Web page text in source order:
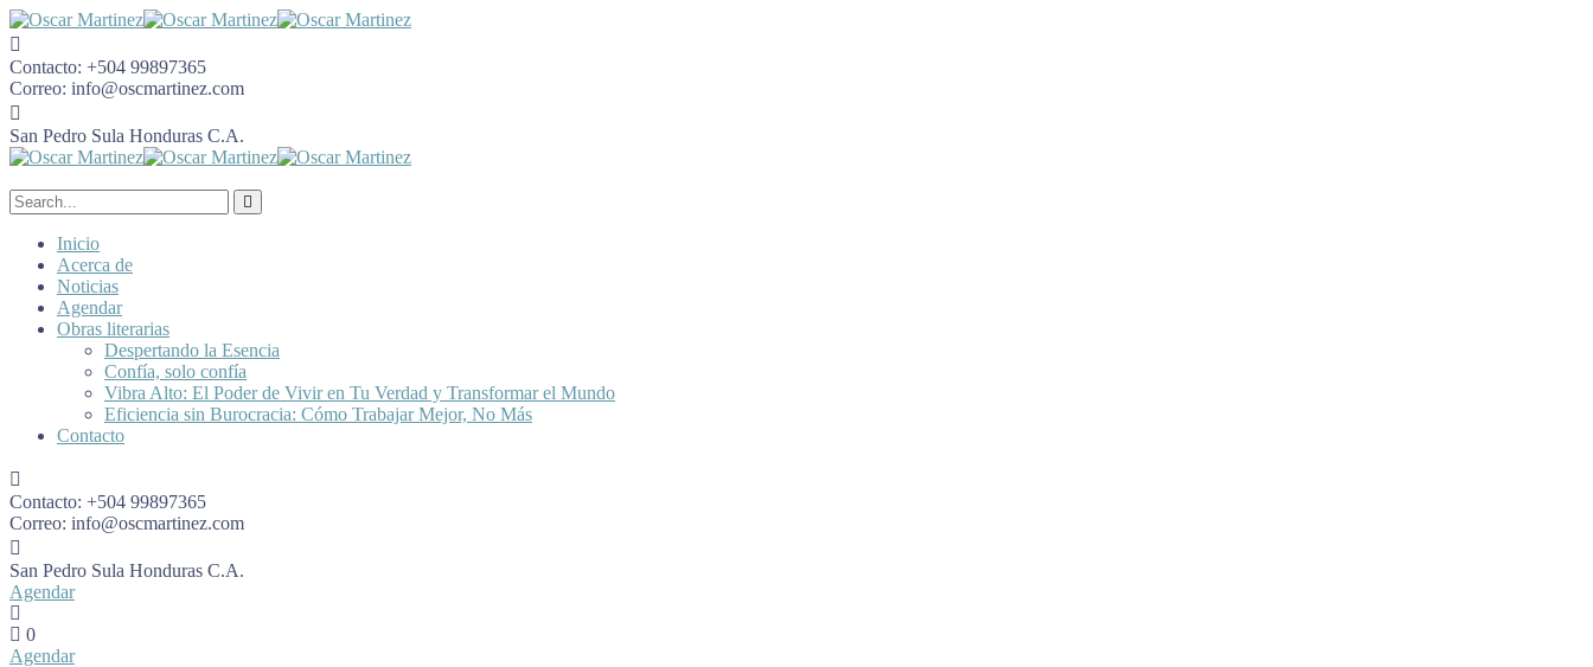
Contacto: +504 99897365
Correo: info@oscmartinez.com
San Pedro Sula Honduras C.A.
Inicio
Acerca de
Noticias
Agendar
Obras literarias
Despertando la Esencia
Confía, solo confía
Vibra Alto: El Poder de Vivir en Tu Verdad y Transformar el Mundo
Eficiencia sin Burocracia: Cómo Trabajar Mejor, No Más
Contacto
Contacto: +504 99897365
Correo: info@oscmartinez.com
San Pedro Sula Honduras C.A.
Agendar
0
Agendar